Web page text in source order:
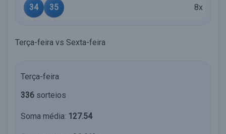
34 35 8x
Terça-feira vs Sexta-feira
Terça-feira
336 sorteios
Soma média: 127.54